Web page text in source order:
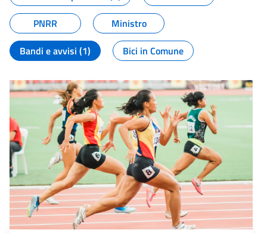
PNRR
Ministro
Bandi e avvisi (1)
Bici in Comune